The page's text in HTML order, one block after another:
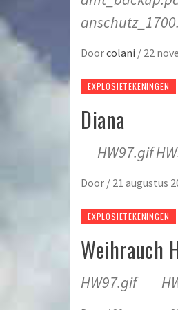
Doorcolani / 22
EXPLOSIETEKENINGEN
Diana
HW97.gif
Door / 21 augustus
EXPLOSIETEKENINGEN
Weihrauch
HW97.gif